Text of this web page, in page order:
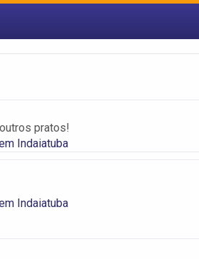
pratos!
Indaiatuba
Indaiatuba